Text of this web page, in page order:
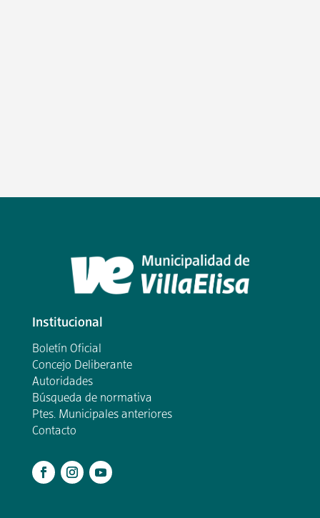
Institucional
Boletín Oficial
Concejo Deliberante
Autoridades
Búsqueda de normativa
Ptes. Municipales anteriores
Contacto